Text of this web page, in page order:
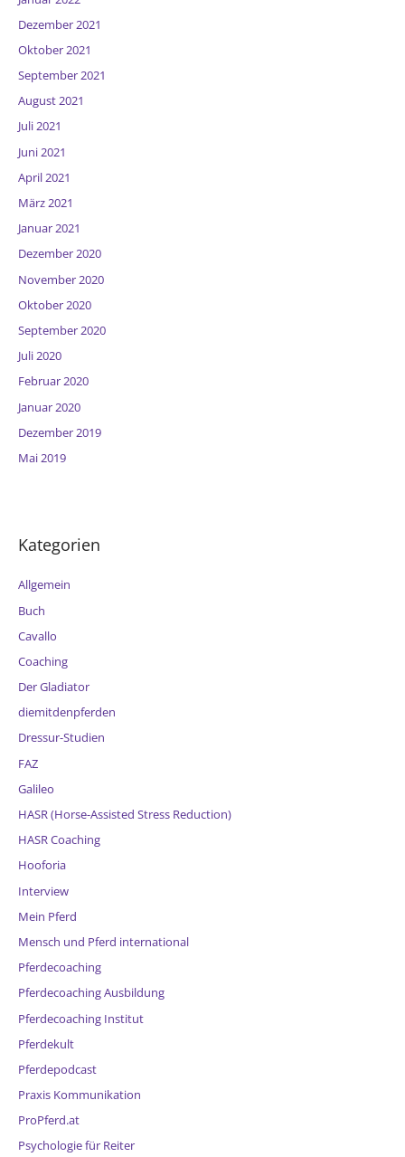
Dezember 2021
Oktober 2021
September 2021
August 2021
Juli 2021
Juni 2021
April 2021
März 2021
Januar 2021
Dezember 2020
November 2020
Oktober 2020
September 2020
Juli 2020
Februar 2020
Januar 2020
Dezember 2019
Mai 2019
Kategorien
Allgemein
Buch
Cavallo
Coaching
Der Gladiator
diemitdenpferden
Dressur-Studien
FAZ
Galileo
HASR (Horse-Assisted Stress Reduction)
HASR Coaching
Hooforia
Interview
Mein Pferd
Mensch und Pferd international
Pferdecoaching
Pferdecoaching Ausbildung
Pferdecoaching Institut
Pferdekult
Pferdepodcast
Praxis Kommunikation
ProPferd.at
Psychologie für Reiter